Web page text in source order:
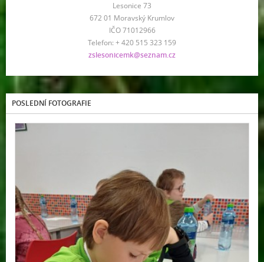
Lesonice 73
672 01 Moravský Krumlov
IČO 71012966
Telefon: + 420 515 323 159
zslesonicemk@seznam.cz
POSLEDNÍ FOTOGRAFIE